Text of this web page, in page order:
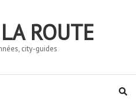
ROUTE
city-guides